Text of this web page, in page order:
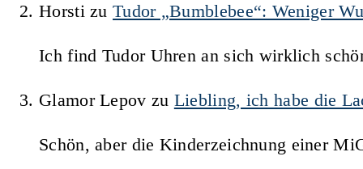
HorstizuTudor „Bumblebee“: Weniger
Ich find Tudor Uhren an sich wirklich
Glamor Lepov zu Liebling, ich habe die
Schön, aber die Kinderzeichnung einer